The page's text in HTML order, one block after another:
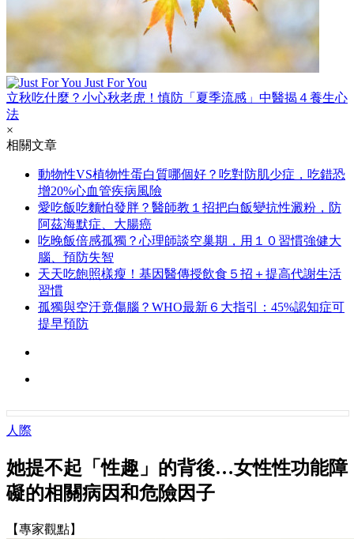
Just For You
立秋吃什麼？小心秋老虎！慎防「夏季流感」中醫揭４養生心
法
×
相關文章
動物性VS植物性蛋白質哪個好？吃對防肌少症，吃錯恐
增20%心血管疾病風險
愛吃飯吃麵怕發胖？醫師教１招把白飯變抗性澱粉，防
阿茲海默症、大腸癌
吃晚飯倍感孤獨？心理師談空巢期，用１０習慣強健大
腦、預防失智
天天吃飽照樣瘦！基因醫傳授飲食５招＋提高代謝生活
習慣
孤獨與空汙竟傷腦？WHO最新６大指引：45%認知症可
提早預防
人際
她提不起「性趣」的背後…女性性功能障
礙的相關病因和危險因子
【專家觀點】